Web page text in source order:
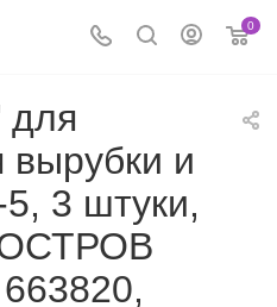
0
для
и
3 штуки,
ОСТРОВ